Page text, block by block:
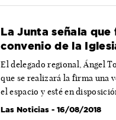
La Junta señala
convenio de la
El delegado regional, Ángel
que se realizará la firma una
el espacio y esté en
Las Noticias - 16/08/2018